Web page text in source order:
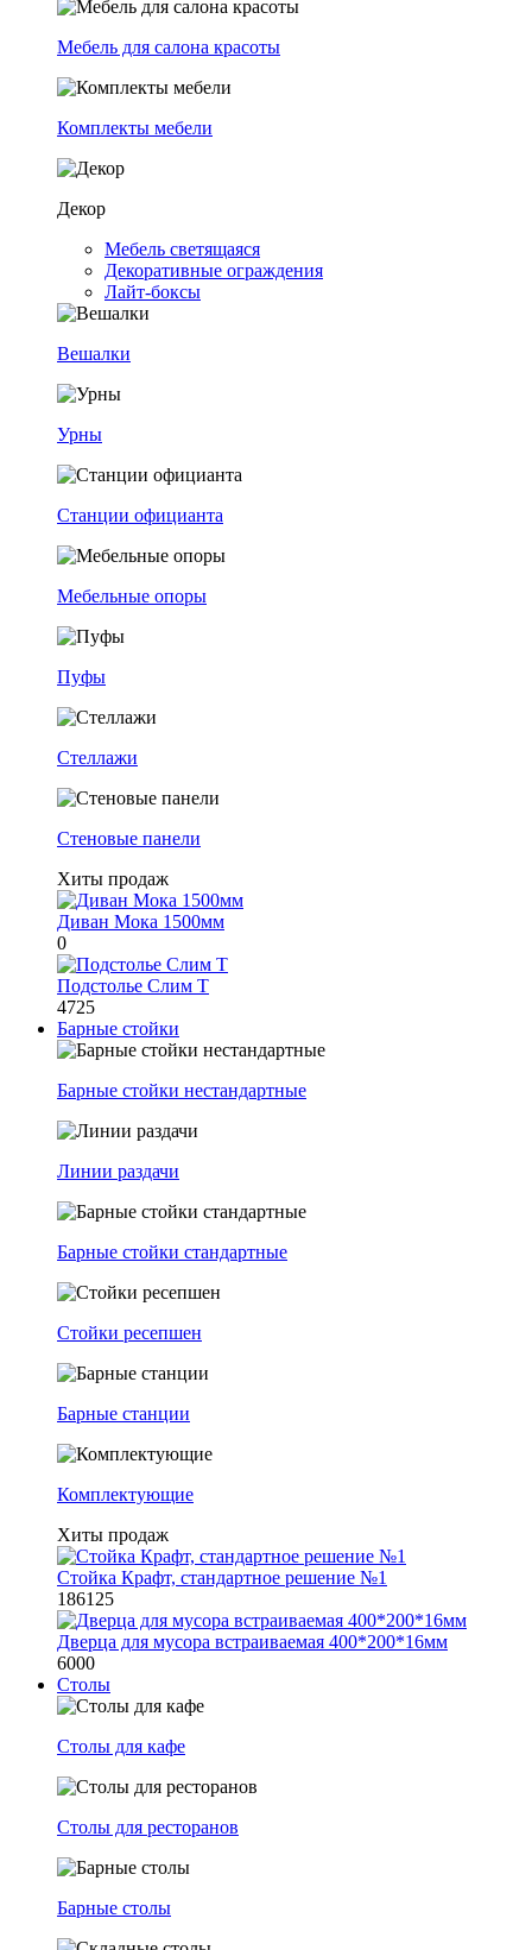
Мебель для салона красоты
Комплекты мебели
Декор
Мебель светящаяся
Декоративные ограждения
Лайт-боксы
Вешалки
Урны
Станции официанта
Мебельные опоры
Пуфы
Стеллажи
Стеновые панели
Хиты продаж
Диван Мока 1500мм
0
Подстолье Слим Т
4725
Барные стойки
Барные стойки нестандартные
Линии раздачи
Барные стойки стандартные
Стойки ресепшен
Барные станции
Комплектующие
Хиты продаж
Стойка Крафт, стандартное решение №1
186125
Дверца для мусора встраиваемая 400*200*16мм
6000
Столы
Столы для кафе
Столы для ресторанов
Барные столы